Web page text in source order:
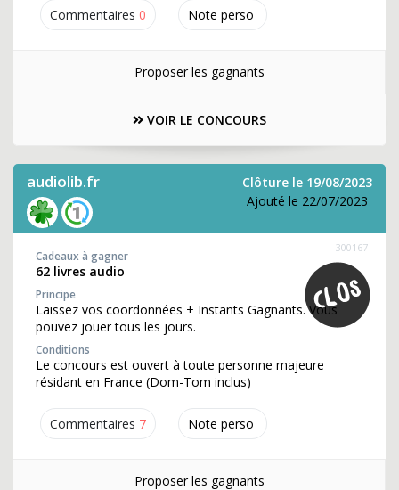
Commentaires 0 Note perso
Proposer les gagnants
VOIR LE CONCOURS
audiolib.fr
Clôture le 19/08/2023
Ajouté le 22/07/2023
Commentaires 7 Note perso
300167
Cadeaux à gagner
62 livres audio
Principe
Laissez vos coordonnées + Instants Gagnants. Vous
pouvez jouer tous les jours.
Conditions
Le concours est ouvert à toute personne majeure
résidant en France (Dom-Tom inclus)
Proposer les gagnants